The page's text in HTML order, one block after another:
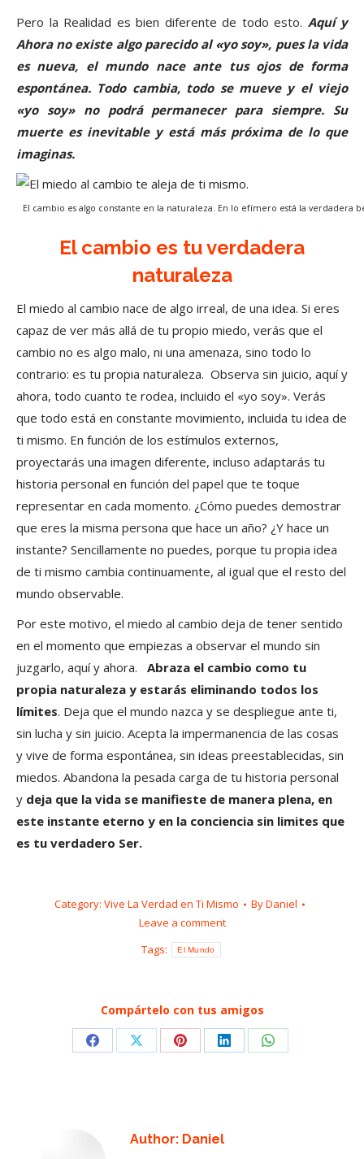
Pero la Realidad es bien diferente de todo esto. Aquí y
Ahora no existe algo parecido al «yo soy», pues la vida
es nueva, el mundo nace ante tus ojos de forma
espontánea. Todo cambia, todo se mueve y el viejo
«yo soy» no podrá permanecer para siempre. Su
muerte es inevitable y está más próxima de lo que
imaginas.
El cambio es algo constante en la naturaleza. En lo efímero está la verdadera
El cambio es tu verdadera
naturaleza
El miedo al cambio nace de algo irreal, de una idea. Si eres
capaz de ver más allá de tu propio miedo, verás que el
cambio no es algo malo, ni una amenaza, sino todo lo
contrario: es tu propia naturaleza. Observa sin juicio, aquí y
ahora, todo cuanto te rodea, incluido el «yo soy». Verás
que todo está en constante movimiento, incluida tu idea de
ti mismo. En función de los estímulos externos,
proyectarás una imagen diferente, incluso adaptarás tu
historia personal en función del papel que te toque
representar en cada momento. ¿Cómo puedes demostrar
que eres la misma persona que hace un año? ¿Y hace un
instante? Sencillamente no puedes, porque tu propia idea
de ti mismo cambia continuamente, al igual que el resto del
mundo observable.
Por este motivo, el miedo al cambio deja de tener sentido
en el momento que empiezas a observar el mundo sin
juzgarlo, aquí y ahora. Abraza el cambio como tu
propia naturaleza y estarás eliminando todos los
límites. Deja que el mundo nazca y se despliegue ante ti,
sin lucha y sin juicio. Acepta la impermanencia de las cosas
y vive de forma espontánea, sin ideas preestablecidas, sin
miedos. Abandona la pesada carga de tu historia personal
y deja que la vida se manifieste de manera plena, en
este instante eterno y en la conciencia sin limites que
es tu verdadero Ser.
Category: Vive La Verdad en Ti Mismo ByDaniel
Leave a comment
Tags:
El Mundo
Compártelo con tus amigos
Share Share Share Share Share
Author: Daniel